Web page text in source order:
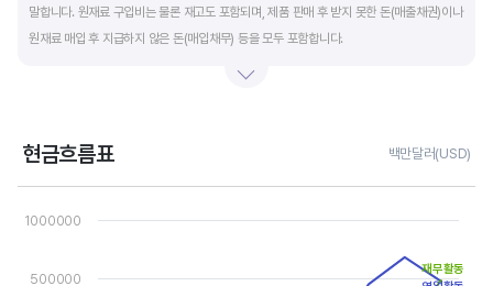
말합니다. 원재료 구입비는 물론 재고도 포함되며, 제품 판매 후 받지 못한 돈(매출채권)이나
원재료 매입 후 지급하지 않은 돈(매입채무) 등을 모두 포함합니다.
높습니다. 따라서 운전자본 규모 보다는 현금이 잘 돌고 있는지를 확인할 수 있는 운전자본
운전자본 회전일수는 낮을 수록 좋습니다. 운전자본 회전일수가 낮으면 회사의 현금 회전이
자금 운영에 유리합니다.
현금흐름표 백만달러(USD)
Chart
View as data table, Chart
The chart has 1 Y axis displaying values. Data ranges from -
500000
1000000
재무활동